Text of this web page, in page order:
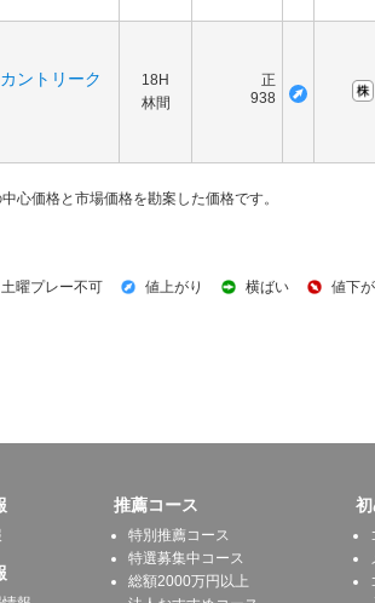
ントリーク
18H
林間
正
938
心価格と市場価格を勘案した価格です。
土曜プレー不可
値上がり 横ばい 値下が
推薦コース
特別推薦コース
特選募集中コース
総額2000万円以上